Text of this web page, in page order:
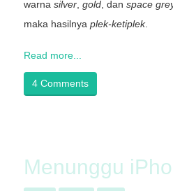
warna silver gold , dan space
maka hasilnya plek-ketiplek.
Read more...
4 Comments
Menunggu